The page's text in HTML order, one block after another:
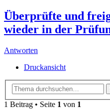
Überprüfte und
wieder in der
Antworten
Druckansicht
1 Beitrag • Seite 1 von 1